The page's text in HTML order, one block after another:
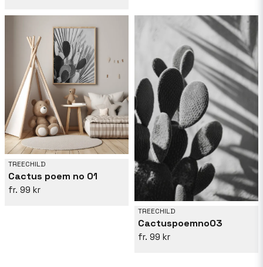
TREECHILD
Cactus poem no 01
99 kr
TREECHILD
Cactuspoemno03
99 kr